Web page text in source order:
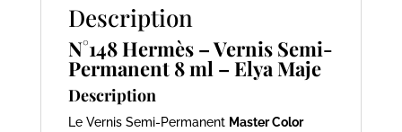
Description
N°148 Hermès – Vernis Semi-
Permanent 8 ml – Elya Maje
Description
Le Vernis Semi-Permanent Master Color